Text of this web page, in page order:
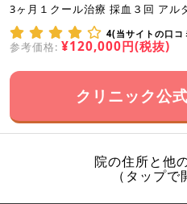
3ヶ月１クール治療 採血３回 アル
4(当サイトの口コ
参考価格: ¥120,000円(税抜)
クリニック公
院の住所と他
（タップで